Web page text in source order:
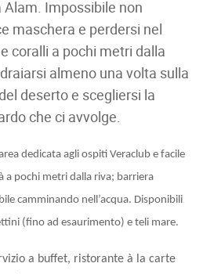
Impossibile non
maschera e perdersi nel
coralli a pochi metri dalla
almeno una volta sulla
deserto e scegliersi la
che ci avvolge.
dedicata agli ospiti Veraclub e facile
a pochi metri dalla riva; barriera
camminando nell’acqua. Disponibili
(fino ad esaurimento) e teli mare.
a buffet, ristorante à la carte